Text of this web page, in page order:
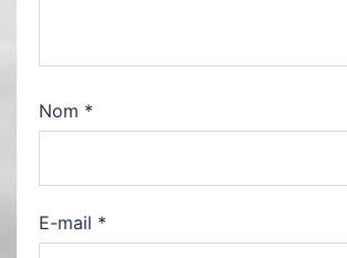
Nom *
E-mail *